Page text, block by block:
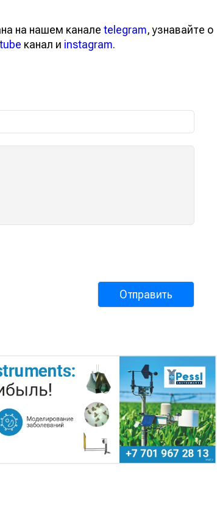
на нашем канале telegram, узнавайте о
канал и instagram.